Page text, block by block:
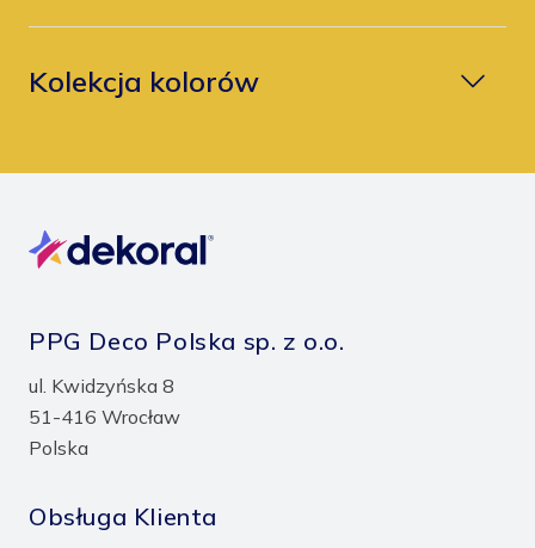
Kolekcja kolorów
PPG Deco Polska sp. z o.o.
ul. Kwidzyńska 8
51-416 Wrocław
Polska
Obsługa Klienta